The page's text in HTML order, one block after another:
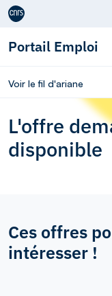
Aller au contenu
Portail Emploi
Voir le fil d'ariane
L'offre
disponible
Ces offres
intéresser !